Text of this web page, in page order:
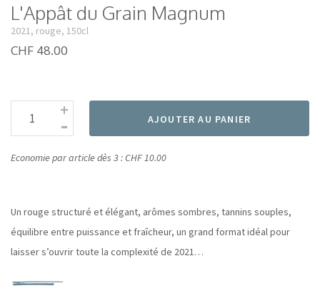
L'Appât du Grain Magnum
2021, rouge, 150cl
CHF 48.00
-
+ AJOUTER AU PANIER
Economie par article dès 3 :CHF 10.00
Un rouge structuré et élégant, arômes sombres, tannins souples,
équilibre entre puissance et fraîcheur, un grand format idéal pour
laisser s’ouvrir toute la complexité de 2021…